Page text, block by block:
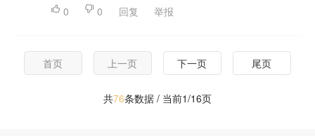
 0  0 回复 举报
首页 上一页 下一页 尾页
共76条数据 / 当前1/16页